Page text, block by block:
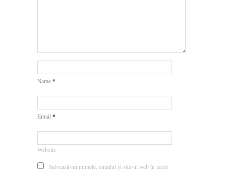
Name *
Email *
Website
Salvează-mi numele, emailul și site-ul web în acest